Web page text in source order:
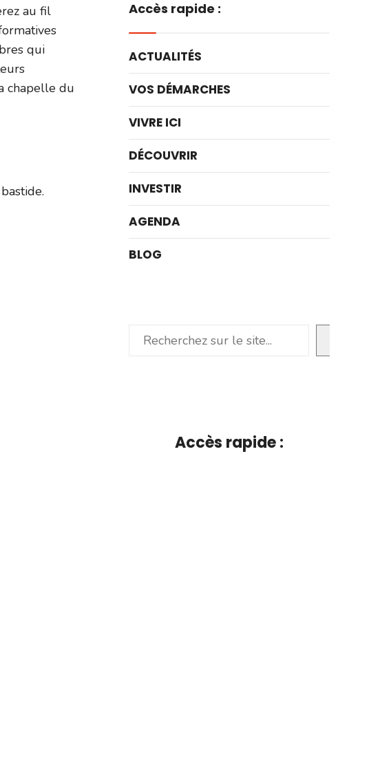
au fil
qui
chapelle du
Accès rapide :
ACTUALITÉS
VOS DÉMARCHES
VIVRE ICI
DÉCOUVRIR
INVESTIR
AGENDA
BLOG
Rechercher
Accès rapide :